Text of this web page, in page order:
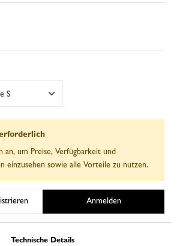
S
an, um Preise, Verfügbarkeit und
einzusehen sowie alle Vorteile zu nutzen.
Anmelden
Technische Details